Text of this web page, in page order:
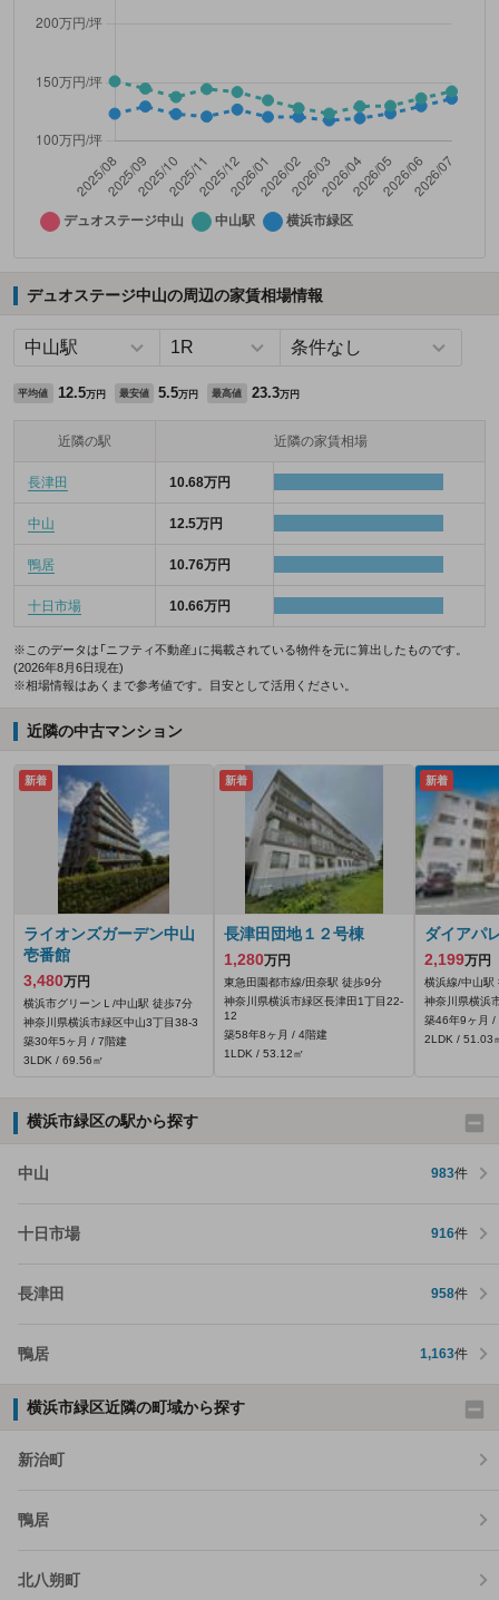
デュオステージ中山の周辺の家賃相場情報
平均値 12.5万円 最安値 5.5万円 最高値 23.3万円
近隣の駅 近隣の家賃相場
長津田 10.68万円
中山 12.5万円
鴨居 10.76万円
十日市場 10.66万円
※このデータは「ニフティ不動産」に掲載されている物件を元に算出したものです。
(2026年8月6日現在)
※相場情報はあくまで参考値です。目安として活用ください。
近隣の中古マンション
新着
ライオンズガーデン中山
壱番館
3,480万円
横浜市グリーンＬ/中山駅 徒歩7分
神奈川県横浜市緑区中山3丁目38-3
築30年5ヶ月 / 7階建
3LDK / 69.56㎡
新着
長津田団地１２号棟
1,280万円
東急田園都市線/田奈駅 徒歩9分
神奈川県横浜市緑区長津田1丁目22-
12
築58年8ヶ月 / 4階建
1LDK / 53.12㎡
新着
ダイアパ
2,199万円
横浜線/中山駅
神奈川県横浜
築46年9ヶ月 /
2LDK / 51.03
横浜市緑区の駅から探す
中山 983件
十日市場 916件
長津田 958件
鴨居 1,163件
横浜市緑区近隣の町域から探す
新治町
鴨居
北八朔町